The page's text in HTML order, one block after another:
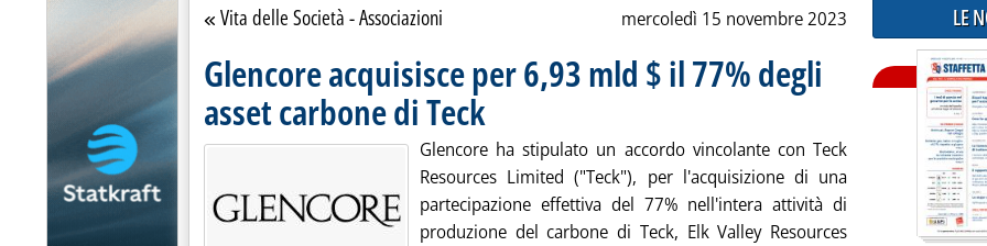
Torna alla sezione
Vita delle Società - Associazioni mercoledì 15 novembre 2023
Glencore acquisisce per 6,93 mld $ il 77% degli
asset carbone di Teck
Glencore ha stipulato un accordo vincolante con Teck
Resources Limited ("Teck"), per l'acquisizione di una
partecipazione effettiva del 77% nell'intera attività di
produzione del carbone di Teck, Elk Valley Resources
LE